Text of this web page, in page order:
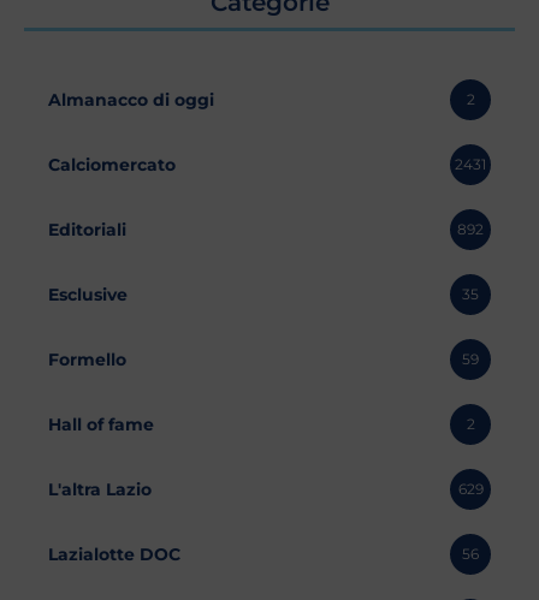
Almanacco di oggi 2
Calciomercato 2431
Editoriali 892
Esclusive 35
Formello 59
Hall of fame 2
L'altra Lazio 629
Lazialotte DOC 56